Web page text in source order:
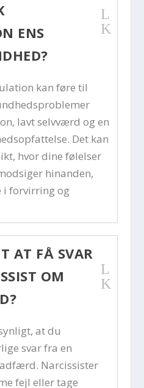
ENS
L
K
kan føre til
lavt selvværd og en
Det kan
hvor dine følelser
hinanden,
i forvirring og
AT FÅ SVAR
OM
L
K
at du
svar fra en
Narcissister
fejl eller tage